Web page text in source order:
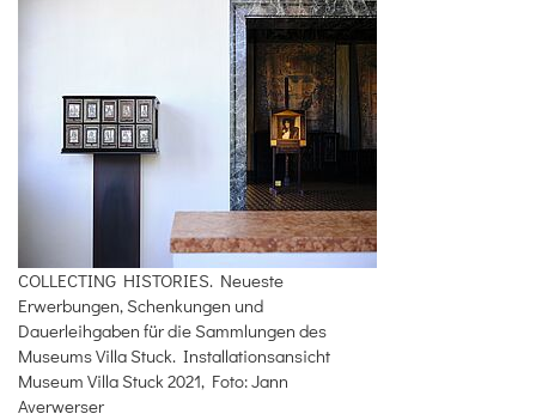
COLLECTING HISTORIES. Neueste
Erwerbungen, Schenkungen und
Dauerleihgaben für die Sammlungen des
Museums Villa Stuck. Installationsansicht
Museum Villa Stuck 2021, Foto: Jann
Averwerser